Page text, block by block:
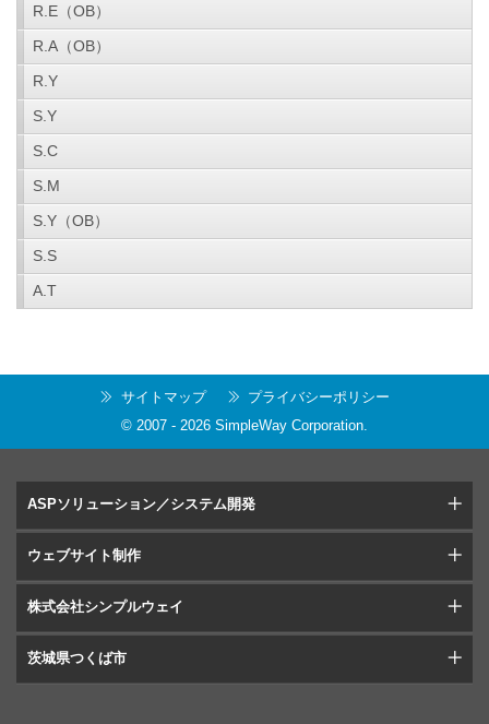
R.E（OB）
R.A（OB）
R.Y
S.Y
S.C
S.M
S.Y（OB）
S.S
A.T
サイトマップ
プライバシーポリシー
© 2007 - 2026 SimpleWay Corporation
ASPソリューション／システム開発
ウェブサイト制作
株式会社シンプルウェイ
茨城県つくば市